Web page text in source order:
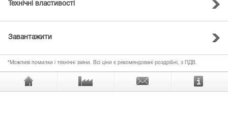
Технічні властивості
Завантажити
*Можливі помилки і технічні зміни. Всі ціни є рекомендовані роздрібні, з ПДВ.